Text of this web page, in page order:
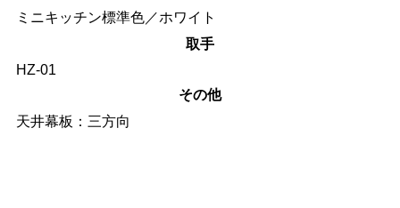
ミニキッチン標準色／ホワイト
取手
HZ-01
その他
天井幕板：三方向